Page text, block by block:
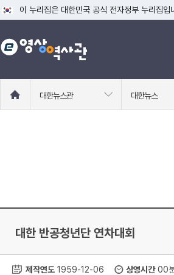
이 누리집은 대한민국 공식 전자정부 누리집입
공식 누리집 주소 확인하기
go.kr 주소를 사용하는 누리집은 대한민국 정
로
대한뉴스관 대한뉴스
대한 반공청년단 연차대회
제작연도 1959-12-06 상영시간00